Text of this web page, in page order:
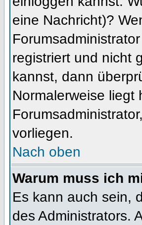
eine Nachricht)?
registriert und nicht
kannst, dann
Normalerweise liegt
vorliegen.
Nach oben
Warum muss ich
Es kann auch sein,
des Administrators.